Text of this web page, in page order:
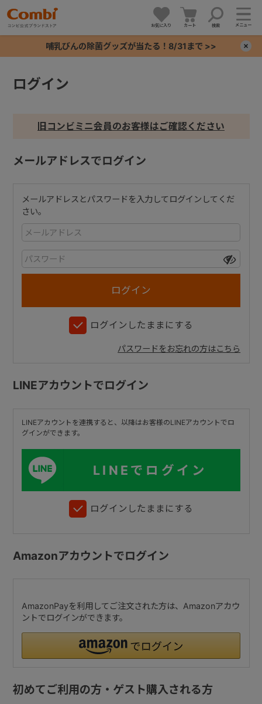
お気に入り カート 検索 メニュー
哺乳びんの除菌グッズが当たる！8/31まで >>
ログイン
旧コンビミニ会員のお客様はご確認ください
メールアドレスでログイン
メールアドレスとパスワードを入力してログインしてくだ
さい。
ログインしたままにする
パスワードをお忘れの方はこちら
LINEアカウントでログイン
LINEアカウントを連携すると、以降はお客様のLINEアカウントでロ
グインができます。
LINEでログイン
ログインしたままにする
Amazonアカウントでログイン
AmazonPayを利用してご注文された方は、Amazonアカウ
ントでログインができます。
初めてご利用の方・ゲスト購入される方